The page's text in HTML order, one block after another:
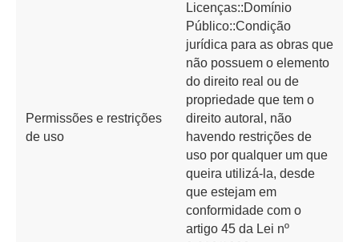
Permissões e restrições
de uso
Licenças::Domínio
Público::Condição
jurídica para as obras que
não possuem o elemento
do direito real ou de
propriedade que tem o
direito autoral, não
havendo restrições de
uso por qualquer um que
queira utilizá-la, desde
que estejam em
conformidade com o
artigo 45 da Lei nº